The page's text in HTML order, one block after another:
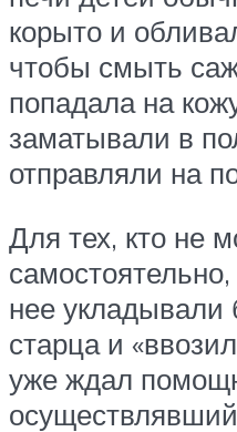
корыто и
чтобы смыть
попадала на
заматывали в
отправляли на
Для тех, кто не
нее укладывали
старца и
уже ждал